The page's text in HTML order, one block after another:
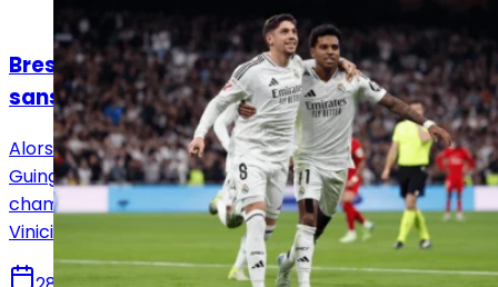
Actualités
Brest - Real Madrid : la compo probable
sans Vinicius Jr. suspendu
Alors que le Real Madrid prépare le déplacement à
Guingamp pour affronter Brest en Ligue des
champions, Carlo Ancelotti va devoir composer sans
Vinicius Jr., suspendu.